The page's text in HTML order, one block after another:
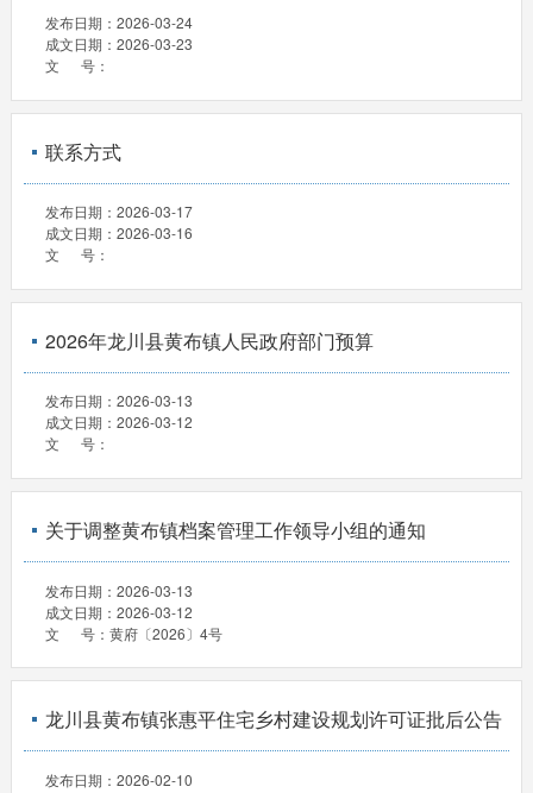
发布日期： 2026-03-24
成文日期： 2026-03-23
文 号：
联系方式
发布日期： 2026-03-17
成文日期： 2026-03-16
文 号：
2026年龙川县黄布镇人民政府部门预算
发布日期： 2026-03-13
成文日期： 2026-03-12
文 号：
关于调整黄布镇档案管理工作领导小组的通知
发布日期： 2026-03-13
成文日期： 2026-03-12
文 号： 黄府〔2026〕4号
龙川县黄布镇张惠平住宅乡村建设规划许可证批后公告
发布日期： 2026-02-10